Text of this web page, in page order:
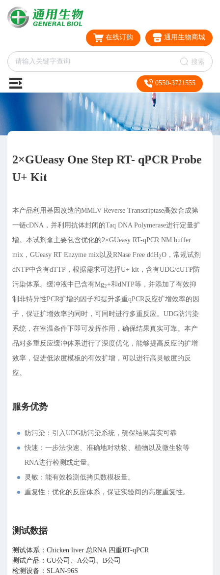
在线订购 通用生物商城
搜索
0550-3721555
2×GUeasy One Step RT- qPCR Probe
U+ Kit
本产品利用基因改造的MMLV Reverse Transcriptase高效合成第
一链cDNA，并利用抗体封闭的Taq DNA Polymerase进行定量扩
增。本试剂盒主要包含优化的2×GUeasy RT-qPCR NM buffer
mix，GUeasy RT Enzyme mix以及RNase Free ddH2O，常规试剂
dNTP中含有dTTP，根据需求可选择U+ kit，含有UDG/dUTP防
污染体系。缓冲液中已含有Mg2+和dNTP等，并添加了有效抑
制非特异性PCR扩增的因子和提升多重qPCR反应扩增效率的因
子，保证扩增效率的同时，可同时进行多重反应。UDG防污染
系统，在室温条件下即可发挥作用，确保结果真实可靠。本产
品对多重反应缓冲体系进行了深度优化，能够提高反应的扩增
效率，促进低浓度模板的有效扩增，可以进行高灵敏度的反
应。
服务优势
防污染：引入UDG防污染系统，确保结果真实可靠
快速：一步法快速、准确地对动物、植物以及微生物等
RNA进行检测或定量。
灵敏：能有效检测低拷贝数模板量。
重复性：优化的反应体系，保证实验间的高度重复性。
测试数据
测试体系：Chicken liver 总RNA 四重RT-qPCR
测试产品：GU公司、A公司、B公司
检测设备：SLAN-96S